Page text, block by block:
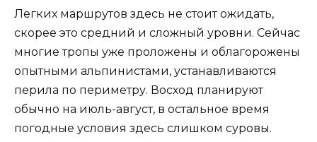
Легких маршрутов здесь не стоит ожидать,
скорее это средний и сложный уровни. Сейчас
многие тропы уже проложены и облагорожены
опытными альпинистами, устанавливаются
перила по периметру. Восход планируют
обычно на июль-август, в остальное время
погодные условия здесь слишком суровы.